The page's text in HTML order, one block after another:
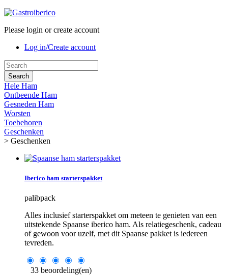
Please login or create account
Log in/Create account
Search
Hele Ham
Ontbeende Ham
Gesneden Ham
Worsten
Toebehoren
Geschenken
> Geschenken
Iberico ham starterspakket
palibpack
Alles inclusief starterspakket om meteen te genieten van een
uitstekende Spaanse iberico ham. Als relatiegeschenk, cadeau
of gewoon voor uzelf, met dit Spaanse pakket is iedereen
tevreden.
33 beoordeling(en)